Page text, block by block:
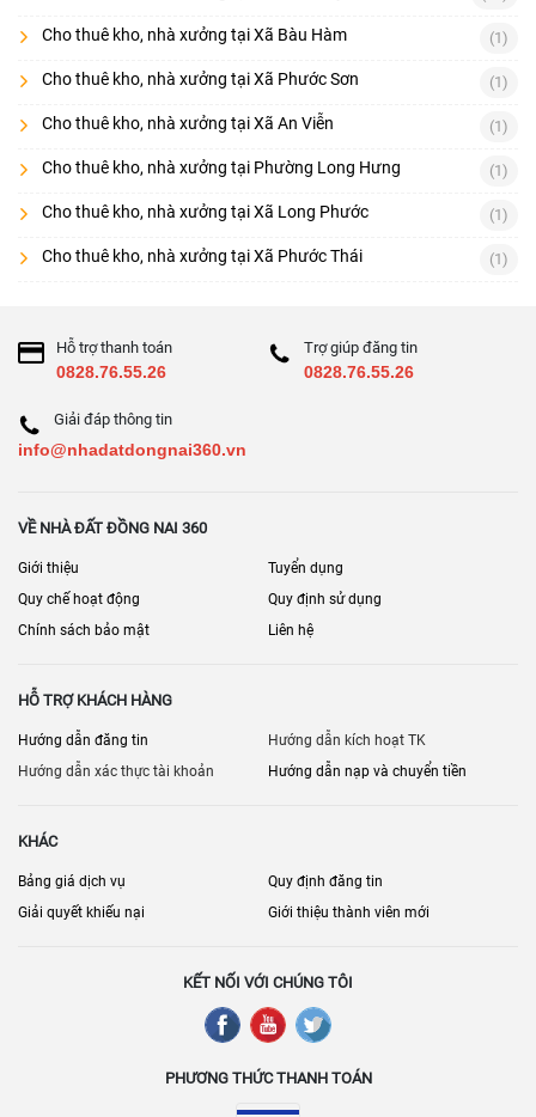
Cho thuê kho, nhà xưởng tại Xã Bàu Hàm (1)
Cho thuê kho, nhà xưởng tại Xã Phước Sơn (1)
Cho thuê kho, nhà xưởng tại Xã An Viễn (1)
Cho thuê kho, nhà xưởng tại Phường Long Hưng (1)
Cho thuê kho, nhà xưởng tại Xã Long Phước (1)
Cho thuê kho, nhà xưởng tại Xã Phước Thái (1)
Hỗ trợ thanh toán
0828.76.55.26
Trợ giúp đăng tin
0828.76.55.26
Giải đáp thông tin
info@nhadatdongnai360.vn
VỀ NHÀ ĐẤT ĐỒNG NAI 360
Giới thiệu
Tuyển dụng
Quy chế hoạt động
Quy định sử dụng
Chính sách bảo mật
Liên hệ
HỖ TRỢ KHÁCH HÀNG
Hướng dẫn đăng tin
Hướng dẫn kích hoạt TK
Hướng dẫn xác thực tài khoản
Hướng dẫn nạp và chuyển tiền
KHÁC
Bảng giá dịch vụ
Quy định đăng tin
Giải quyết khiếu nại
Giới thiệu thành viên mới
KẾT NỐI VỚI CHÚNG TÔI
PHƯƠNG THỨC THANH TOÁN